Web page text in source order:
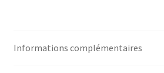
Informations complémentaires